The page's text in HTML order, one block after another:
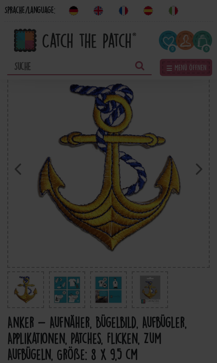
Sprache/Language:
0
☰ Menü öffnen
Anker - Aufnäher, Bügelbild, Aufbügler,
Applikationen, Patches, Flicken, Zum
Aufbügeln, Größe: 8 x 9,5 cm